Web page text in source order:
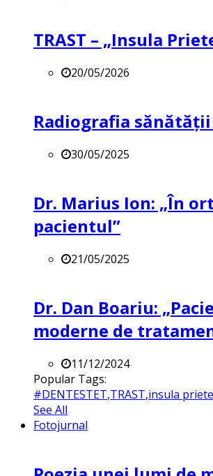
TRAST – „Insula
20/05/2026
Radiografia sănătății
30/05/2025
Dr. Marius Ion: „În
pacientul”
21/05/2025
Dr. Dan Boariu:
moderne de
11/12/2024
Popular Tags:
#DENTESTET,TRAST,insula
See All
Fotojurnal